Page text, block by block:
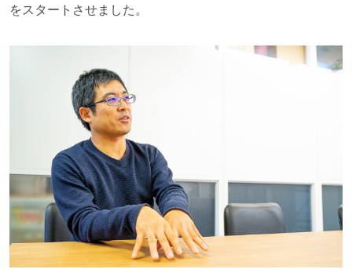
をスタートさせました。